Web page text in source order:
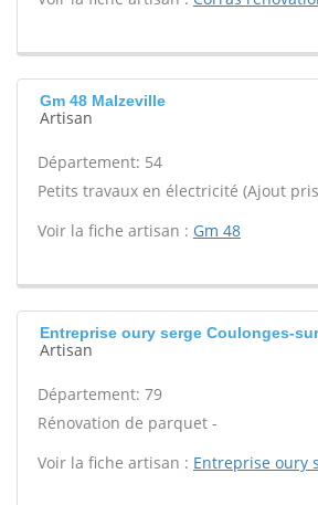
Gm 48 Malzeville
Artisan
Département: 54
Petits travaux en électricité (Ajout
Voir la fiche artisan : Gm 48
Entreprise oury serge Coulonges-
Artisan
Département: 79
Rénovation de parquet -
Voir la fiche artisan : Entreprise oury